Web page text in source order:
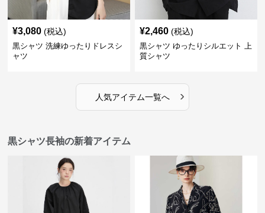
¥3,080 (税込)
黒シャツ 洗練ゆったりドレスシ
ャツ
¥2,460 (税込)
黒シャツ ゆったりシルエット 上
質シャツ
人気アイテム一覧へ ›
黒シャツ長袖の新着アイテム